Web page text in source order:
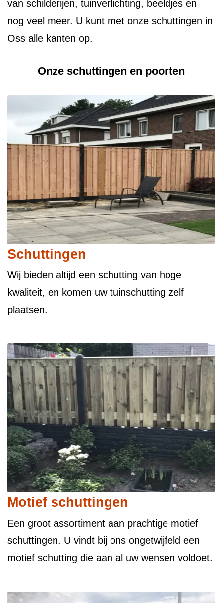
van schilderijen, tuinverlichting, beeldjes en
nog veel meer. U kunt met onze schuttingen in
Oss alle kanten op.
Onze schuttingen en poorten
Schuttingen
Wij bieden altijd een schutting van hoge
kwaliteit, en komen uw tuinschutting zelf
plaatsen.
Motief schuttingen
Een groot assortiment aan prachtige motief
schuttingen. U vindt bij ons ongetwijfeld een
motief schutting die aan al uw wensen voldoet.